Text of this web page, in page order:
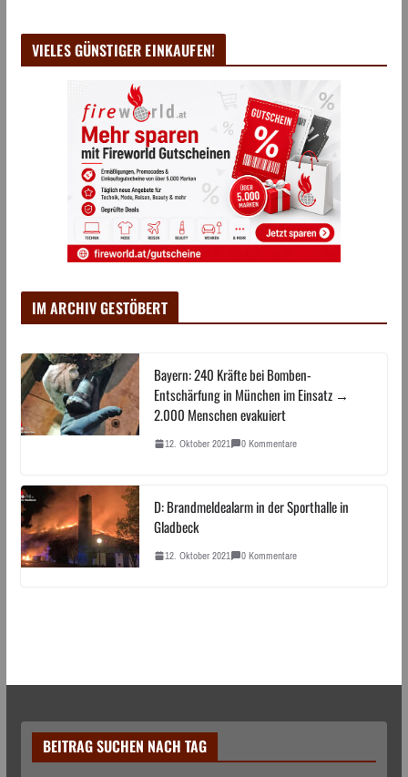
VIELES GÜNSTIGER EINKAUFEN!
IM ARCHIV GESTÖBERT
Bayern: 240 Kräfte bei Bomben-
Entschärfung in München im Einsatz →
2.000 Menschen evakuiert
12. Oktober 2021 0 Kommentare
D: Brandmeldealarm in der Sporthalle in
Gladbeck
12. Oktober 2021 0 Kommentare
BEITRAG SUCHEN NACH TAG